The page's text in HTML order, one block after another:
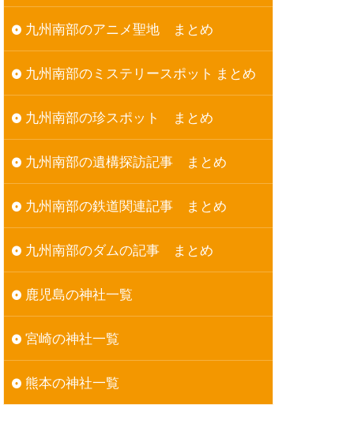
九州南部のアニメ聖地 まとめ
九州南部のミステリースポット まとめ
九州南部の珍スポット まとめ
九州南部の遺構探訪記事 まとめ
九州南部の鉄道関連記事 まとめ
九州南部のダムの記事 まとめ
鹿児島の神社一覧
宮崎の神社一覧
熊本の神社一覧